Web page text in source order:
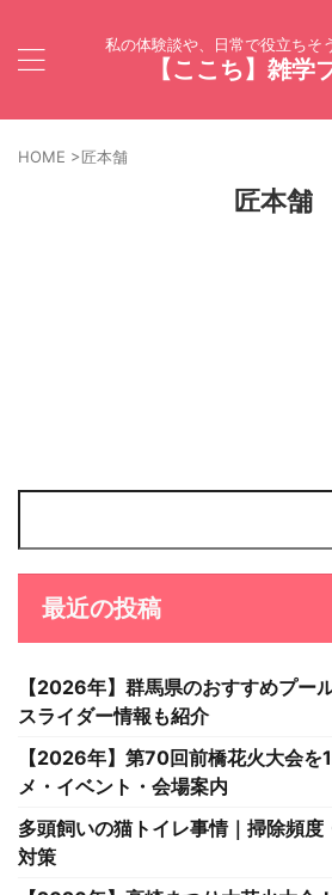
私の体験談や、日常で役立ちそ
【ここち】雑学
HOME >匠本舗
匠本舗
最近の投稿
【2026年】群馬県のおすすめプー
スライダー情報も紹介
【2026年】第70回前橋花火大会
メ・イベント・会場案内
多頭飼いの猫トイレ事情｜掃除頻度
対策